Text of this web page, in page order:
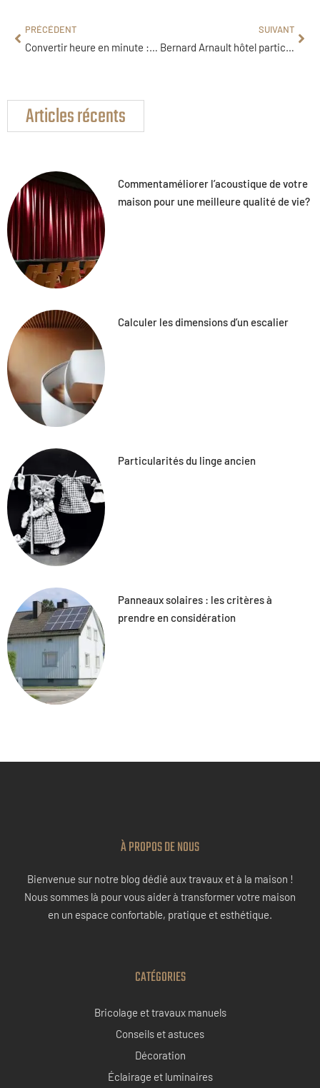
PRÉCÉDENT
Convertir heure en minute : la méthode simple pour un calcul exact
SUIVANT
Bernard Arnault hôtel particulier : l’analyse de son patrimoine immobilier à Paris
Articles récents
Commentaméliorer l’acoustique de votre
maison pour une meilleure qualité de vie?
Calculer les dimensions d’un escalier
Particularités du linge ancien
Panneaux solaires : les critères à
prendre en considération
À PROPOS DE NOUS
Bienvenue sur notre blog dédié aux travaux et à la maison !
Nous sommes là pour vous aider à transformer votre maison
en un espace confortable, pratique et esthétique.
CATÉGORIES
Bricolage et travaux manuels
Conseils et astuces
Décoration
Éclairage et luminaires